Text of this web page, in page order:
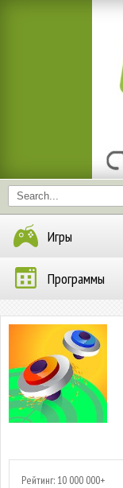
Игры
Программы
Рейтинг: 10 000 000+